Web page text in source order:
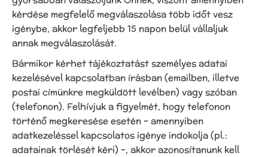
kérdése megfelelő megválaszolása több időt vesz
igénybe, akkor legfeljebb 15 napon belül vállaljuk
annak megválaszolását.
Bármikor kérhet tájékoztatást személyes adatai
kezelésével kapcsolatban írásban (emailben, illetve
postai címünkre megküldött levélben) vagy szóban
(telefonon). Felhívjuk a figyelmét, hogy telefonon
történő megkeresése esetén – amennyiben
adatkezeléssel kapcsolatos igénye indokolja (pl.:
adatainak törlését kéri) –, akkor azonosítanunk kell